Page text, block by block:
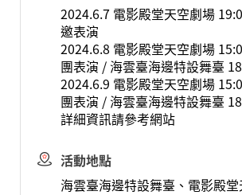
2024.6.7 電影殿堂天空劇場
邀表演
2024.6.8 電影殿堂天空劇場
團表演 / 海雲臺海邊特設舞臺
2024.6.9 電影殿堂天空劇場
團表演 / 海雲臺海邊特設舞臺
詳細資訊請參考網站
活動地點
海雲臺海邊特設舞臺、電影殿